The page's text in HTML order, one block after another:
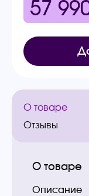
57
О товаре
Отзывы
О товаре
Описание